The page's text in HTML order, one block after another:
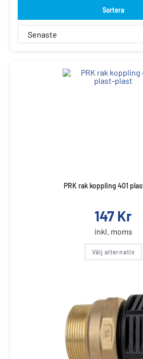
Sortera
PRK rak koppling 401
147 Kr
inkl. moms
Välj alternativ